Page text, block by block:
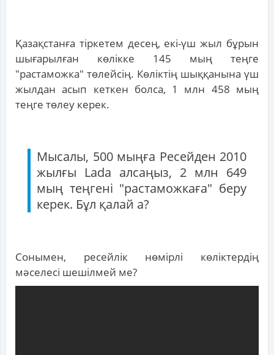
Қазақстанға тіркетем десең, екі-үш жыл бұрын
шығарылған көлікке 145 мың теңге
"растаможка" төлейсің. Көліктің шыққанына үш
жылдан асып кеткен болса, 1 млн 458 мың
теңге төлеу керек.
Мысалы, 500 мыңға Ресейден 2010
жылғы Lada алсаңыз, 2 млн 649
мың теңгені "растаможкаға" беру
керек. Бұл қалай а?
Сонымен, ресейлік нөмірлі көліктердің
мәселесі шешілмей ме?